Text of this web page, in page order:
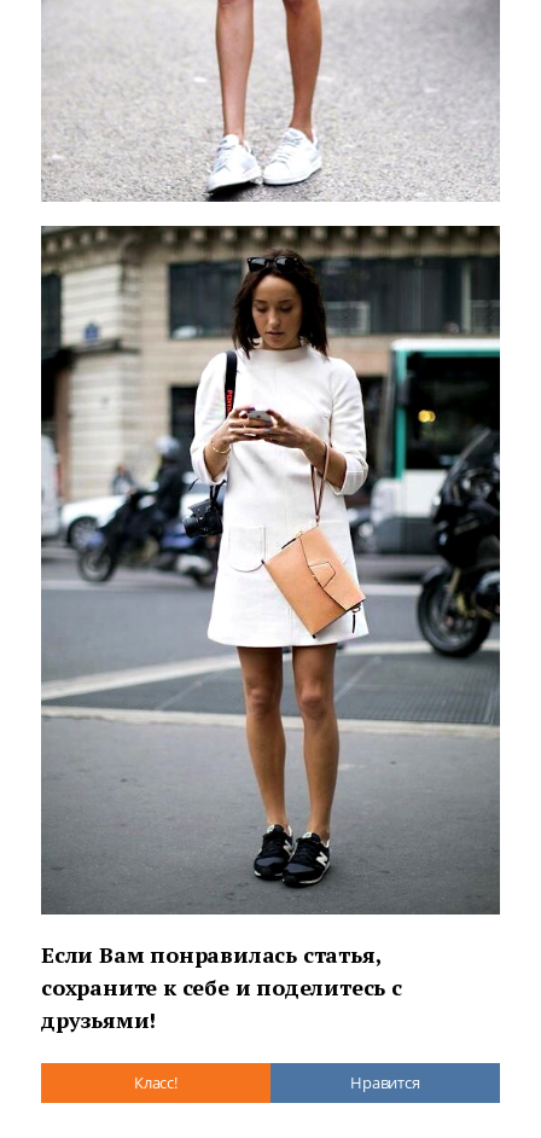
Если Вам понравилась статья,
сохраните к себе и поделитесь с
друзьями!
Класс! Нравится